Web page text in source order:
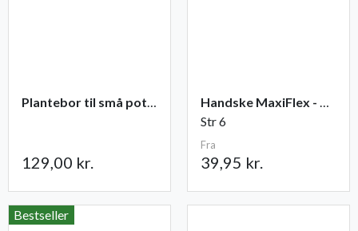
Plantebor til små potter
129,00 kr.
Handske MaxiFlex - Ultimate
Str 6
Fra
39,95 kr.
Bestseller